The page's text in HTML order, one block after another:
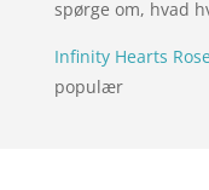
spørge om, hvad
Infinity Hearts
populær